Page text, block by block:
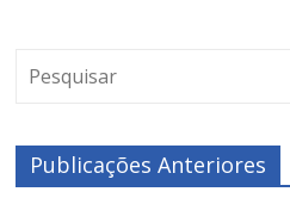
Publicações Anteriores